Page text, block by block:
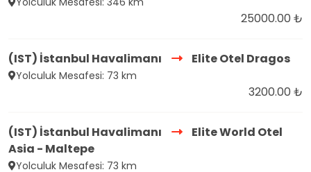
25000.00 ₺
(IST) İstanbul Havalimanı Elite Otel Dragos
Yolculuk Mesafesi: 73 km
3200.00 ₺
(IST) İstanbul Havalimanı
Elite World Otel
Asia - Maltepe
Yolculuk Mesafesi: 73 km